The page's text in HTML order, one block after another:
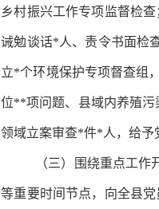
乡村振兴工作专项监督检
诫勉谈话*人、责令书面检
立*个环境保护专项督查组
位**项问题、县域内养殖污
领域立案审查*件*人，给予
（三）围绕重点工
等重要时间节点，向全县